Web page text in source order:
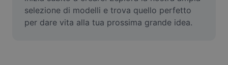
Editor video
selezione di modelli e trova quello perfetto
per dare vita alla tua prossima grande idea.